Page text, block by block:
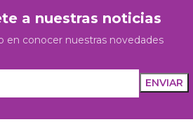
a nuestras noticias
en conocer nuestras novedades